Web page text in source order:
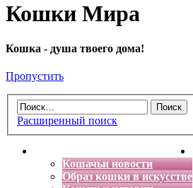
Кошки Мира
Кошка - душа твоего дома!
Пропустить
Расширенный поиск
Кошачьи новости
Образ кошки в искусстве